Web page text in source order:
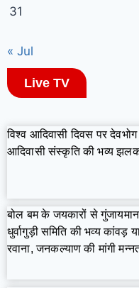
31
« Jul
Live TV
विश्व आदिवासी दिवस पर देवभोग
आदिवासी संस्कृति की भव्य
बोल बम के जयकारों से गुंजायमान
धुर्वागुड़ी समिति की भव्य कांवड़
रवाना, जनकल्याण की मांगी